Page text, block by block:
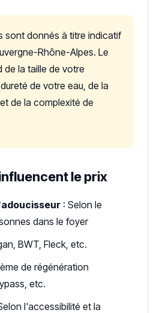
sont donnés à titre indicatif
Rhône-Alpes. Le
de la taille de votre
de votre eau, de la
de la complexité de
le prix
: Selon le
dans le foyer
BWT, Fleck, etc.
de régénération
etc.
l'accessibilité et la